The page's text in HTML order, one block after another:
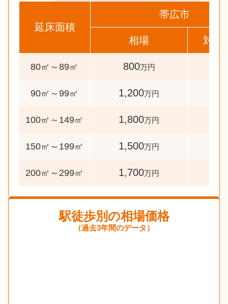
延床面積
帯広市
相場 対象
80㎡～89㎡ 800万円
90㎡～99㎡ 1,200万円
100㎡～149㎡ 1,800万円
150㎡～199㎡ 1,500万円
200㎡～299㎡ 1,700万円
駅徒歩別の相場価格
（過去3年間のデータ）